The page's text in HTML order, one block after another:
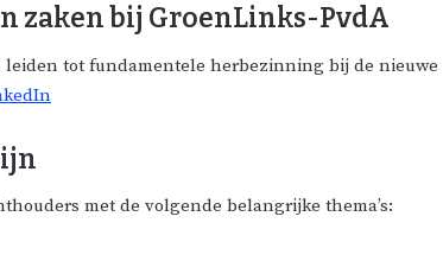
zaken bij GroenLinks-PvdA
tot fundamentele herbezinning bij de nieuwe
met de volgende belangrijke thema’s: